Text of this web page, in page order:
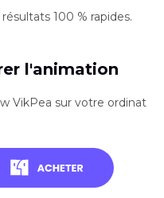
100 % rapides.
l'animation
VikPea sur votre ordinat